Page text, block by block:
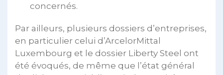
concernés.
Par ailleurs, plusieurs dossiers d’entreprises,
en particulier celui d’ArcelorMittal
Luxembourg et le dossier Liberty Steel ont
été évoqués, de même que l’état général